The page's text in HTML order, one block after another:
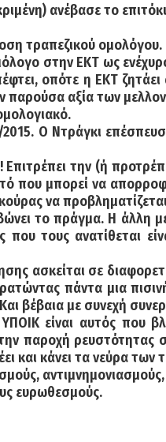
ανέβασε το
τραπεζικού
στην ΕΚΤ ως
οπότε η ΕΚΤ
παρούσα αξία των
Ο Ντράγκι
Επιτρέπει την (ή
μπορεί να
να
το πράγμα. Η άλλη
τους ανατίθεται
ασκείται σε
πάντα μια
βέβαια με συνεχή
είναι αυτός που
παροχή ρευστότητας
και κάνει τα νεύρα των
ευρωθεσμούς.